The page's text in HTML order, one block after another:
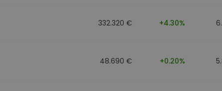
332.320 € +4.30%
48.690 € +0.20%